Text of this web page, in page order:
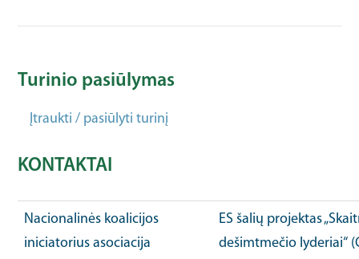
Turinio pasiūlymas
Įtraukti / pasiūlyti turinį
KONTAKTAI
Nacionalinės koalicijos
iniciatorius asociacija
ES šalių projektas
dešimtmečio lyderiai“